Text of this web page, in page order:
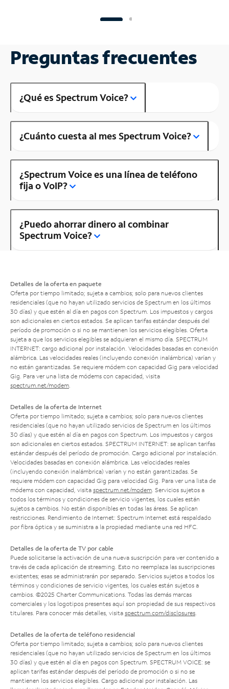
Preguntas frecuentes
¿Qué es Spectrum Voice?
¿Cuánto cuesta al mes Spectrum Voice?
¿Spectrum Voice es una línea de teléfono
fija o VoIP?
¿Puedo ahorrar dinero al combinar
Spectrum Voice?
Detalles de la oferta en paquete
Oferta por tiempo limitado; sujeta a cambios; solo para nuevos clientes
residenciales (que no hayan utilizado servicios de Spectrum en los últimos
30 días) y que estén al día en pagos con Spectrum. Los impuestos y cargos
son adicionales en ciertos estados. Se aplican tarifas estándar después del
período de promoción o si no se mantienen los servicios elegibles. Oferta
sujeta a que los servicios elegibles se adquieran el mismo día. SPECTRUM
INTERNET: cargo adicional por instalación. Velocidades basadas en conexión
alámbrica. Las velocidades reales (incluyendo conexión inalámbrica) varían y
no están garantizadas. Se requiere módem con capacidad Gig para velocidad
Gig. Para ver una lista de módems con capacidad, visita
spectrum.net/modem
Detalles de la oferta de Internet
Oferta por tiempo limitado; sujeta a cambios; solo para nuevos clientes
residenciales (que no hayan utilizado servicios de Spectrum en los últimos
30 días) y que estén al día en pagos con Spectrum. Los impuestos y cargos
son adicionales en ciertos estados. SPECTRUM INTERNET: se aplican tarifas
estándar después del período de promoción. Cargo adicional por instalación.
Velocidades basadas en conexión alámbrica. Las velocidades reales
(incluyendo conexión inalámbrica) varían y no están garantizadas. Se
requiere módem con capacidad Gig para velocidad Gig. Para ver una lista de
módems con capacidad, visita spectrum.net/modem . Servicios sujetos a
todos los términos y condiciones de servicio vigentes, los cuales están
sujetos a cambios. No están disponibles en todas las áreas. Se aplican
restricciones. Rendimiento de Internet: Spectrum Internet está respaldado
por fibra óptica y se suministra a la propiedad mediante una red HFC.
Detalles de la oferta de TV por cable
Puede solicitarse la activación de una nueva suscripción para ver contenido a
través de cada aplicación de streaming. Esto no reemplaza las suscripciones
existentes; esas se administrarán por separado. Servicios sujetos a todos los
términos y condiciones de servicio vigentes, los cuales están sujetos a
cambios. ©2025 Charter Communications. Todas las demás marcas
comerciales y los logotipos presentes aquí son propiedad de sus respectivos
titulares. Para conocer más detalles, visita spectrum.com/disclosures
Detalles de la oferta de teléfono residencial
Oferta por tiempo limitado; sujeta a cambios; solo para nuevos clientes
residenciales (que no hayan utilizado servicios de Spectrum en los últimos
30 días) y que estén al día en pagos con Spectrum. SPECTRUM VOICE: se
aplican tarifas estándar después del período de promoción o si no se
mantienen los servicios elegibles. Cargo adicional por instalación. Las